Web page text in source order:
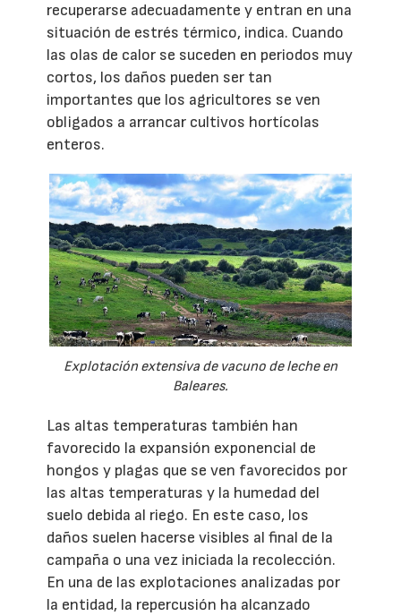
recuperarse adecuadamente y entran en una
situación de estrés térmico, indica. Cuando
las olas de calor se suceden en periodos muy
cortos, los daños pueden ser tan
importantes que los agricultores se ven
obligados a arrancar cultivos hortícolas
enteros.
Explotación extensiva de vacuno de leche en
Baleares.
Las altas temperaturas también han
favorecido la expansión exponencial de
hongos y plagas que se ven favorecidos por
las altas temperaturas y la humedad del
suelo debida al riego. En este caso, los
daños suelen hacerse visibles al final de la
campaña o una vez iniciada la recolección.
En una de las explotaciones analizadas por
la entidad, la repercusión ha alcanzado